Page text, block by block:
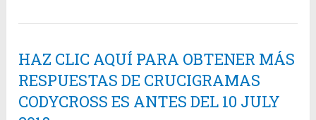
HAZ CLIC AQUÍ PARA OBTENER MÁS
RESPUESTAS DE CRUCIGRAMAS
CODYCROSS ES ANTES DEL 10 JULY